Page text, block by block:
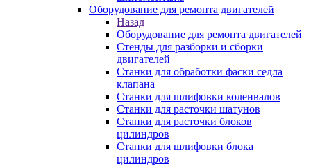
Оборудование для ремонта двигателей
Назад
Оборудование для ремонта двигателей
Стенды для разборки и сборки
двигателей
Станки для обработки фаски седла
клапана
Станки для шлифовки коленвалов
Станки для расточки шатунов
Станки для расточки блоков
цилиндров
Станки для шлифовки блока
цилиндров